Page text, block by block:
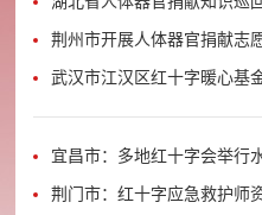
市西塞山区
荆州市开展人体器官捐献志
动
武汉市江汉区红十字暖心基
宜昌市：多地红十字会举行
动
荆门市：红十字应急救护师